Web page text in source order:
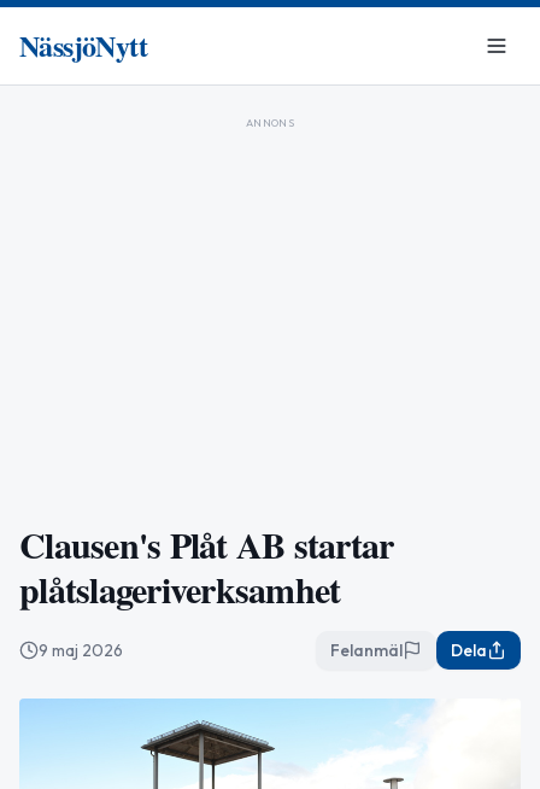
NässjöNytt
ANNONS
Clausen's Plåt AB startar
plåtslageriverksamhet
9 maj 2026 Felanmäl Dela